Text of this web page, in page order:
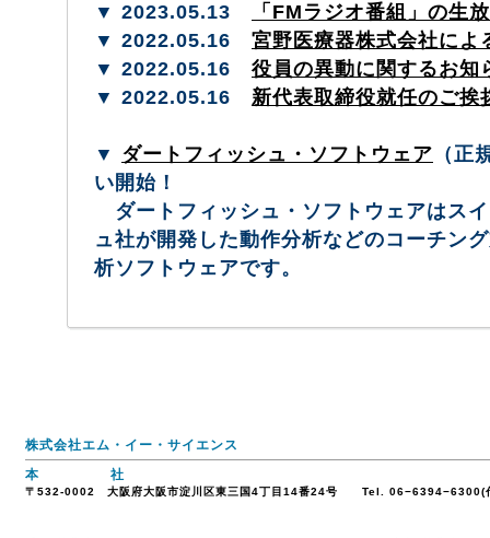
▼ 2023.05.13
「FMラジオ番組」の生
▼ 2022.05.16 宮野医療器株式会社によ
▼ 2022.05.16 役員の異動に関するお知
▼ 2022.05.16 新代表取締役就任のご挨
▼ ダートフィッシュ・ソフトウェア （正
い開始！
ダートフィッシュ・ソフトウェアはス
ュ社が開発した動作分析などのコーチン
析ソフトウェアです。
株式会社エム・イー・サイエンス
本 社
〒532-0002 大阪府大阪市淀川区東三国4丁目14番24号 Tel.